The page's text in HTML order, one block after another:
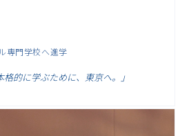
専門学校へ進学
格的に学ぶために、東京へ。」